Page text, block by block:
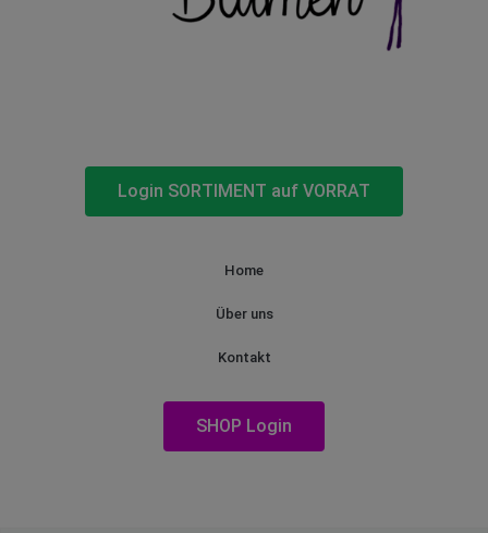
Login SORTIMENT auf VORRAT
Home
Über uns
Kontakt
SHOP Login